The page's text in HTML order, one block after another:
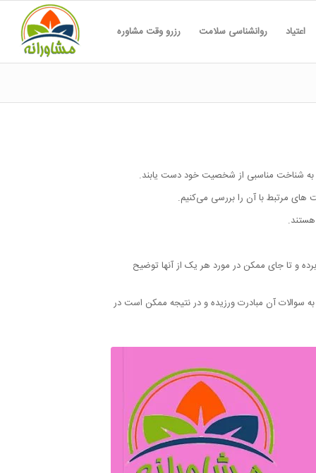
اعتیاد روانشناسی سلامت رزرو وقت مشاوره
به شناخت مناسبی از شخصیت خود دست یابند.
های مرتبط با آن را بررسی می‌کنیم.
و تا جای ممکن در مورد هر یک از آنها توضیح
سوالات آن مبادرت ورزیده و در نتیجه ممکن است در